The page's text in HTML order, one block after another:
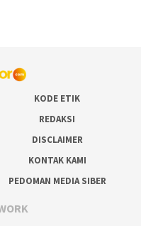
KODE ETIK
REDAKSI
DISCLAIMER
KONTAK KAMI
PEDOMAN MEDIA SIBER